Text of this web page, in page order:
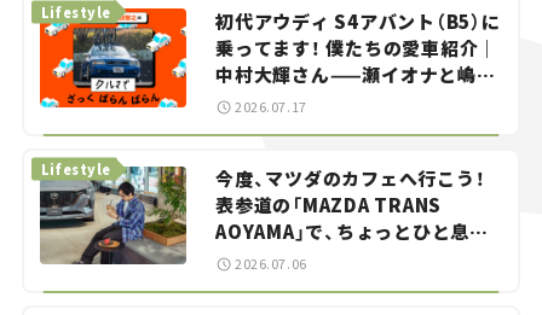
初代アウディ S4アバント（B5）に
乗ってます！ 僕たちの愛車紹介｜
中村大輝さん——瀬イオナと嶋田
智之の「クルマでざっくばらんば
Lifestyle
2026.07.17
今度、マツダのカフェへ行こう！
表参道の「MAZDA TRANS
AOYAMA」で、ちょっとひと息。
——連載｜CCGとクルマでどうす
る？＜第13回＞
Lifestyle
2026.07.06